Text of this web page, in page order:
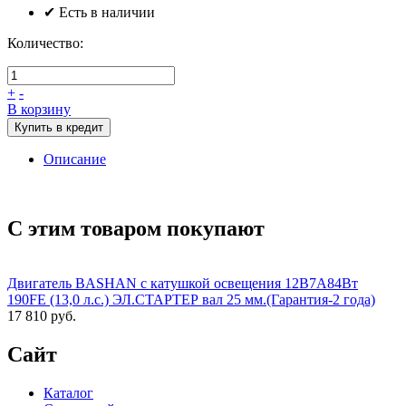
✔ Есть в наличии
Количество:
+ -
В корзину
Купить в кредит
Описание
С этим товаром покупают
Двигатель BASHAN с катушкой освещения 12В7А84Вт
190FE (13,0 л.с.) ЭЛ.СТАРТЕР вал 25 мм.(Гарантия-2 года)
17 810 руб.
Сайт
Каталог